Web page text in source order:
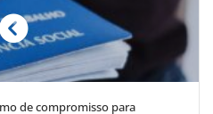
de compromisso para